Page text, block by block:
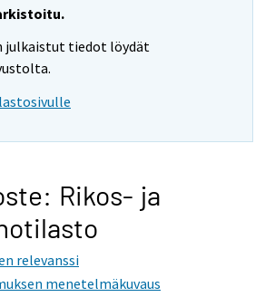
julkaistut tiedot löydät
Rikos- ja
relevanssi
menetelmäkuvaus